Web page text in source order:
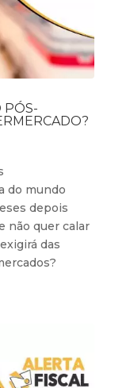
PÓS-
do mundo
depois
não quer calar
das